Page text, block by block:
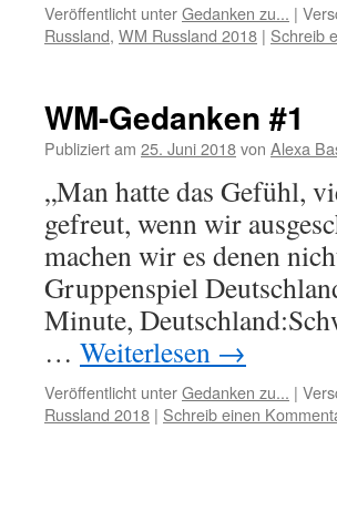
Veröffentlicht unterGedanken zu... |
Russland, WM Russland 2018 | Schreib
WM-Gedanken #1
Publiziert am 25. Juni 2018von Alexa
„Man hatte das Gefühl,
gefreut, wenn wir
machen wir es denen
Gruppenspiel
Minute,
… Weiterlesen →
Veröffentlicht unterGedanken zu... |
Russland 2018 | Schreib einen